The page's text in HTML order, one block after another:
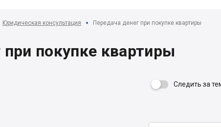
Юридическая консультация Передача денег при покупке квартиры
покупке квартиры
Следить за